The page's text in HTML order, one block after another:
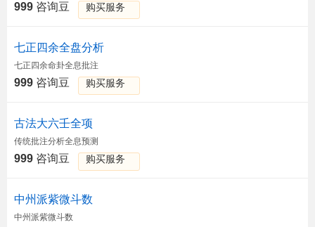
999 咨询豆 购买服务
七正四余全盘分析
七正四余命卦全息批注
999 咨询豆 购买服务
古法大六壬全项
传统批注分析全息预测
999 咨询豆 购买服务
中州派紫微斗数
中州派紫微斗数